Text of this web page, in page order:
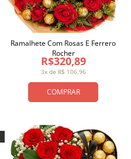
COMPRAR
3x de R$ 106,96
R$320,89
Ramalhete Com Rosas E Ferrero
Rocher